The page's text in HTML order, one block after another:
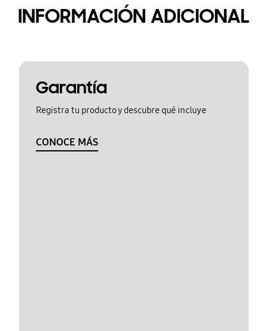
INFORMACIÓN ADICIONAL
Garantía
Registra tu producto y descubre qué incluye
CONOCE MÁS